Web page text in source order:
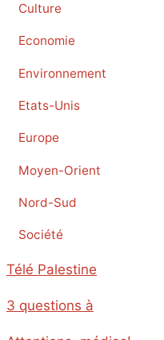
Culture
Economie
Environnement
Etats-Unis
Europe
Moyen-Orient
Nord-Sud
Société
Télé Palestine
3 questions à